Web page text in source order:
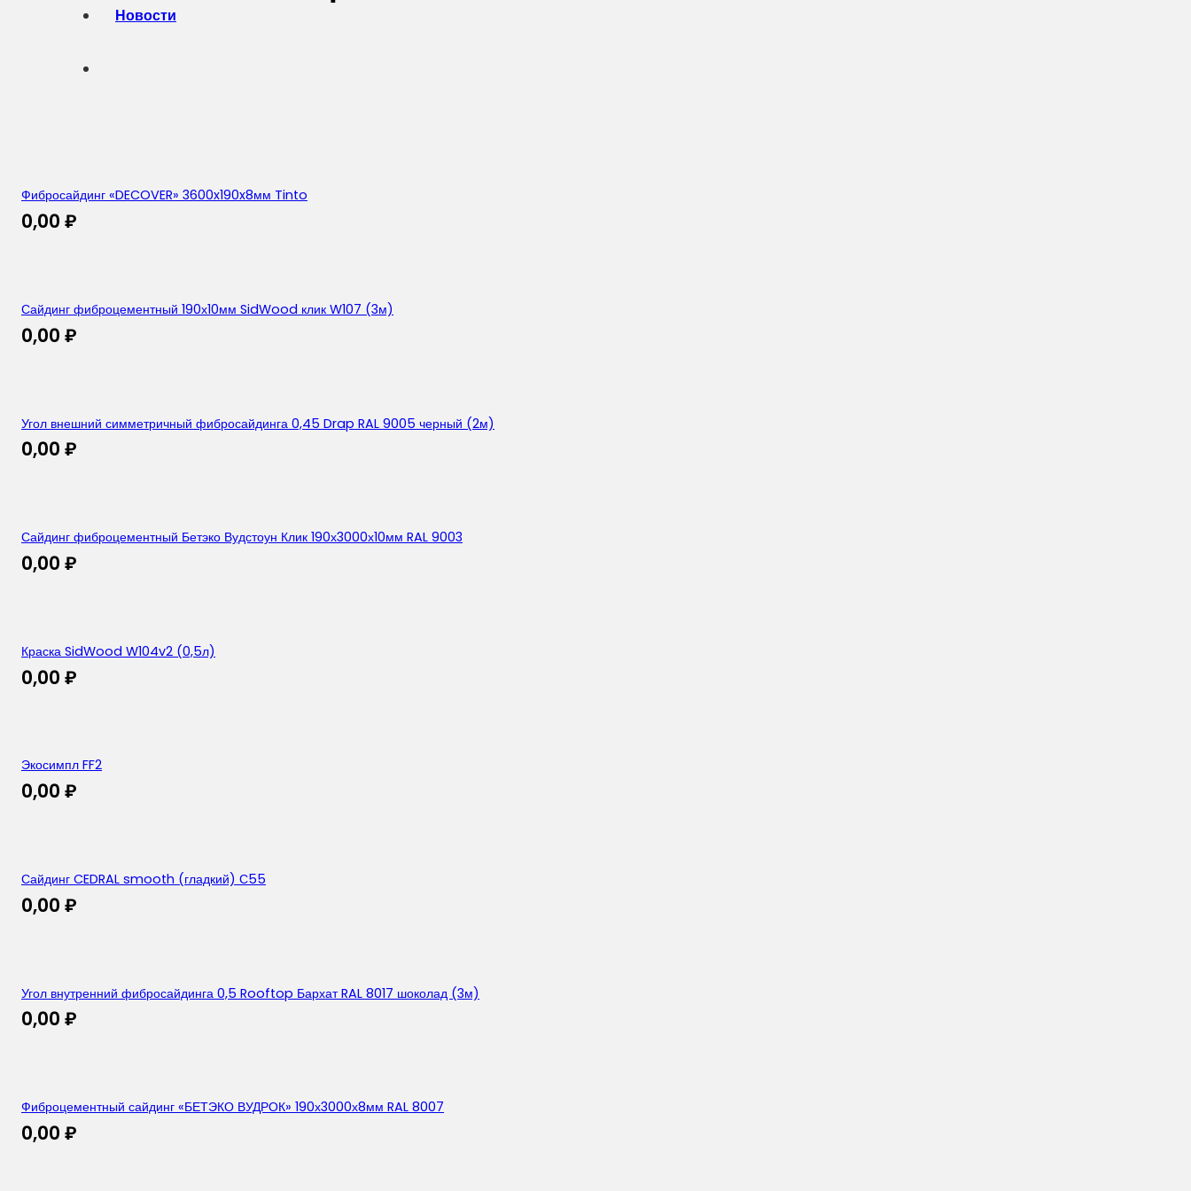
Новости
Фибросайдинг «DECOVER» 3600x190x8мм Tinto
0,00 ₽
Сайдинг фиброцементный 190х10мм SidWood клик W107 (3м)
0,00 ₽
Угол внешний симметричный фибросайдинга 0,45 Drap RAL 9005 черный (2м)
0,00 ₽
Сайдинг фиброцементный Бетэко Вудстоун Клик 190х3000х10мм RAL 9003
0,00 ₽
Краска SidWood W104v2 (0,5л)
0,00 ₽
Экосимпл FF2
0,00 ₽
Сайдинг CEDRAL smooth (гладкий) С55
0,00 ₽
Угол внутренний фибросайдинга 0,5 Rooftop Бархат RAL 8017 шоколад (3м)
0,00 ₽
Фиброцементный сайдинг «БЕТЭКО ВУДРОК» 190х3000х8мм RAL 8007
0,00 ₽